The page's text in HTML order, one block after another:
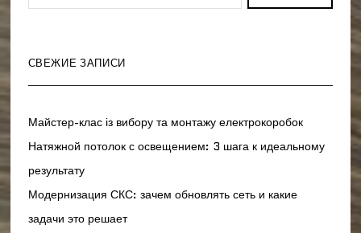
СВЕЖИЕ ЗАПИСИ
Майстер-клас із вибору та монтажу електрокоробок
Натяжной потолок с освещением: 3 шага к идеальному
результату
Модернизация СКС: зачем обновлять сеть и какие
задачи это решает